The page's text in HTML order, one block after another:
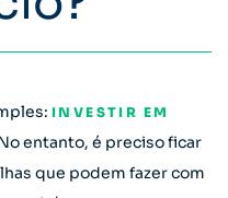
INVESTIR EM
entanto, é preciso ficar
que podem fazer com